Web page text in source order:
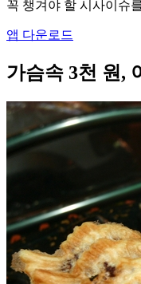
꼭 챙겨야 할 시사이슈
앱 다운로드
가슴속 3천 원,